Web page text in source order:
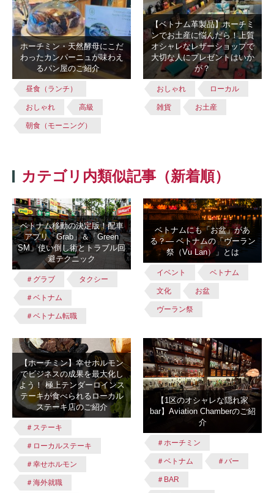
ホーチミン・天然酵母にこだ
わったカンパーニュが味わえ
るパン屋のご紹介
昼食（ランチ）
おしゃれ 高級
朝食（モーニング）
【ベトナム革製品】ホーチミ
ンでお土産に悩んだら！上質
オシャレなレザーショップで
大切な人にプレゼントはいか
が？
おしゃれ ローカル
雑貨 お土産
カテゴリ内類似記事（新着順）
ベトナム移動の決定版！配車
アプリ「Grab」＆「Green
SM」使い倒し術とトラブル回
避テクニック
＃グラブ タクシー
＃ベトナム
＃ベトナム転職
ベトナムにも「お盆」があ
る？― ベトナムの「ヴーラン
祭（Vu Lan）」とは
イベント ベトナム
文化 お盆
ヴーラン祭
【ホーチミン】幸せホルモン
でビジネスの成果を最大化し
よう！ 極上テンダーロインス
テーキが食べられるローカル
ステーキ店のご紹介
＃ステーキ
＃ローカルステーキ
＃幸せホルモン
＃海外就職
【1区のオシャレな隠れ家
bar】Aviation Chamberのご紹
介
＃ホーチミン
＃ベトナム ＃バー
＃BAR